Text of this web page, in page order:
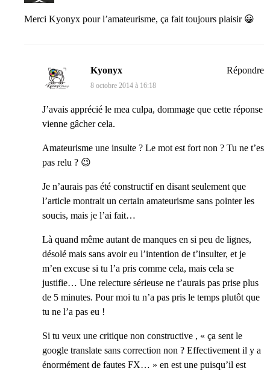
Merci Kyonyx pour l’amateurisme, ça fait toujours plaisir 😀
Kyonyx
8 octobre 2014 à 16:18
J’avais apprécié le mea culpa, dommage que cette réponse
vienne gâcher cela.
Amateurisme une insulte ? Le mot est fort non ? Tu ne t’es
pas relu ? 😉
Je n’aurais pas été constructif en disant seulement que
l’article montrait un certain amateurisme sans pointer les
soucis, mais je l’ai fait…
Là quand même autant de manques en si peu de lignes,
désolé mais sans avoir eu l’intention de t’insulter, et je
m’en excuse si tu l’a pris comme cela, mais cela se
justifie… Une relecture sérieuse ne t’aurais pas prise plus
de 5 minutes. Pour moi tu n’a pas pris le temps plutôt que
tu ne l’a pas eu !
Si tu veux une critique non constructive , « ça sent le
google translate sans correction non ? Effectivement il y a
énormément de fautes FX… » en est une puisqu’il est
Répondre